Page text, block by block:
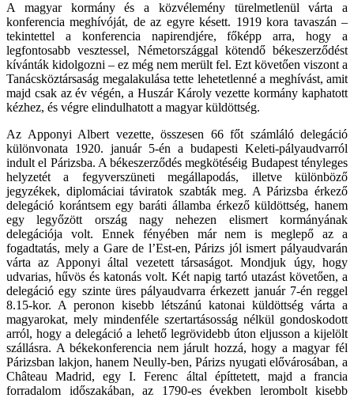
A magyar kormány és a közvélemény türelmetlenül várta a
konferencia meghívóját, de az egyre késett. 1919 kora tavaszán –
tekintettel a konferencia napirendjére, főképp arra, hogy a
legfontosabb vesztessel, Németországgal kötendő békeszerződést
kívánták kidolgozni – ez még nem merült fel. Ezt követően viszont a
Tanácsköztársaság megalakulása tette lehetetlenné a meghívást, amit
majd csak az év végén, a Huszár Károly vezette kormány kaphatott
kézhez, és végre elindulhatott a magyar küldöttség.
Az Apponyi Albert vezette, összesen 66 főt számláló delegáció
különvonata 1920. január 5-én a budapesti Keleti-pályaudvarról
indult el Párizsba. A békeszerződés megkötéséig Budapest tényleges
helyzetét a fegyverszüneti megállapodás, illetve különböző
jegyzékek, diplomáciai táviratok szabták meg. A Párizsba érkező
delegáció korántsem egy baráti államba érkező küldöttség, hanem
egy legyőzött ország nagy nehezen elismert kormányának
delegációja volt. Ennek fényében már nem is meglepő az a
fogadtatás, mely a Gare de l’Est-en, Párizs jól ismert pályaudvarán
várta az Apponyi által vezetett társaságot. Mondjuk úgy, hogy
udvarias, hűvös és katonás volt. Két napig tartó utazást követően, a
delegáció egy szinte üres pályaudvarra érkezett január 7-én reggel
8.15-kor. A peronon kisebb létszánú katonai küldöttség várta a
magyarokat, mely mindenféle szertartásosság nélkül gondoskodott
arról, hogy a delegáció a lehető legrövidebb úton eljusson a kijelölt
szállásra. A békekonferencia nem járult hozzá, hogy a magyar fél
Párizsban lakjon, hanem Neully-ben, Párizs nyugati elővárosában, a
Château Madrid, egy I. Ferenc által építtetett, majd a francia
forradalom időszakában, az 1790-es években lerombolt kisebb